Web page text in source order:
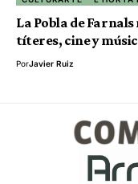
La Pobla de
títeres, cine y
PorJavier Ruiz